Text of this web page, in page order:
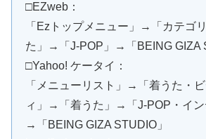
□EZweb：
「Ezトップメニュー」→「カテゴ
た」→「J-POP」→「BEING GIZA
□Yahoo! ケータイ：
「メニューリスト」→「着うた・
ィ」→「着うた」→「J-POP・イン
→「BEING GIZA STUDIO」